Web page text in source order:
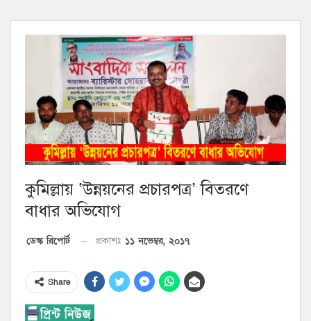
কুমিল্লায় ‘উন্নয়নের প্রচারপত্র’ বিতরণে
বাধার অভিযোগ
ডেস্ক রিপোর্ট প্রকাশঃ ১১ নভেম্বর, ২০১৭
Share